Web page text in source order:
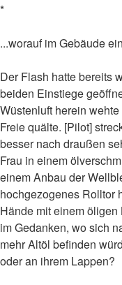
*
...worauf im Gebäude
Der Flash hatte bereits
beiden Einstiege
Wüstenluft herein
Freie quälte. [Pilot]
besser nach draußen
Frau in einem
einem Anbau der
hochgezogenes Rolltor
Hände mit einem
im Gedanken, wo sich
mehr Altöl befinden
oder an ihrem Lappen?